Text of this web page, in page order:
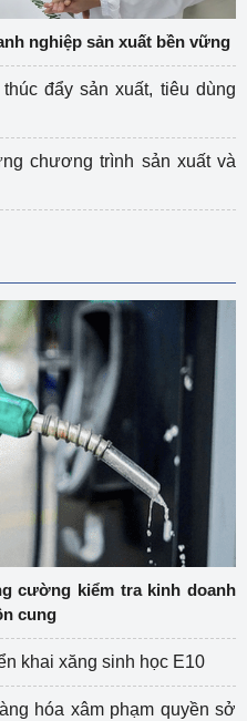
nghiệp sản xuất bền vững
đẩy sản xuất, tiêu dùng
chương trình sản xuất và
cường kiểm tra kinh doanh
cung
khai xăng sinh học E10
hóa xâm phạm quyền sở